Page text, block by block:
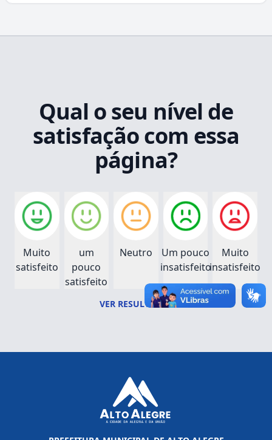
Qual o seu nível de
satisfação com essa
página?
Muito
satisfeito
um
pouco
satisfeito
Neutro
Um pouco
insatisfeito
Muito
insatisfeito
VER RESULTADOS